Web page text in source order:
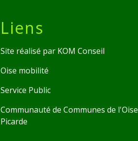
Liens
Site réalisé par KOM Conseil
Oise mobilité
Service Public
Communauté de Communes de l'Oise
Picarde